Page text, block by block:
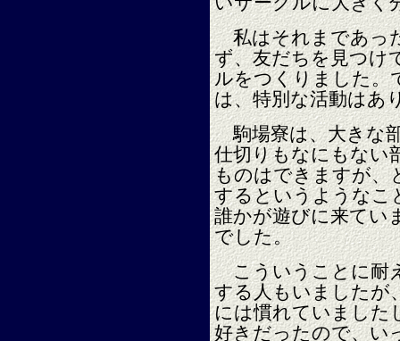
私はそれまであっ
ず、友だちを見つけ
ルをつくりました。
は、特別な活動はあ
駒場寮は、大きな
仕切りもなにもない
ものはできますが、
するというようなこ
誰かが遊びに来てい
でした。
こういうことに耐
する人もいましたが
には慣れていました
好きだったので、い